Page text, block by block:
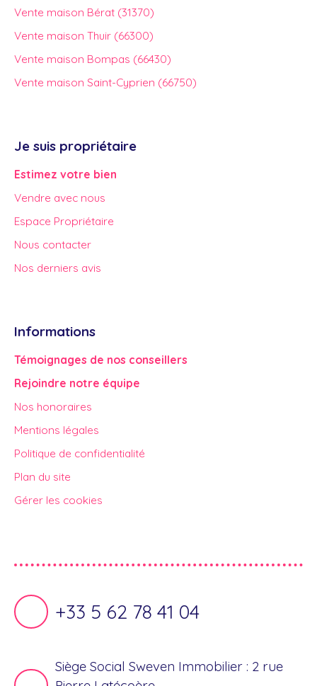
Vente maison Bérat (31370)
Vente maison Thuir (66300)
Vente maison Bompas (66430)
Vente maison Saint-Cyprien (66750)
Je suis propriétaire
Estimez votre bien
Vendre avec nous
Espace Propriétaire
Nous contacter
Nos derniers avis
Informations
Témoignages de nos conseillers
Rejoindre notre équipe
Nos honoraires
Mentions légales
Politique de confidentialité
Plan du site
Gérer les cookies
+33 5 62 78 41 04
Siège Social Sweven Immobilier : 2 rue